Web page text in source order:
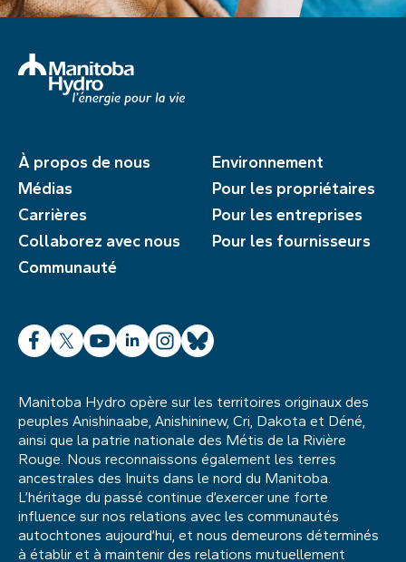
À propos de nous
Médias
Carrières
Collaborez avec nous
Communauté
Environnement
Pour les propriétaires
Pour les entreprises
Pour les fournisseurs
Facebook
X YouTube
LinkedInInstagram
Bluesky
Manitoba Hydro opère sur les territoires originaux des
peuples Anishinaabe, Anishininew, Cri, Dakota et Déné,
ainsi que la patrie nationale des Métis de la Rivière
Rouge. Nous reconnaissons également les terres
ancestrales des Inuits dans le nord du Manitoba.
L’héritage du passé continue d’exercer une forte
influence sur nos relations avec les communautés
autochtones aujourd’hui, et nous demeurons déterminés
à établir et à maintenir des relations mutuellement